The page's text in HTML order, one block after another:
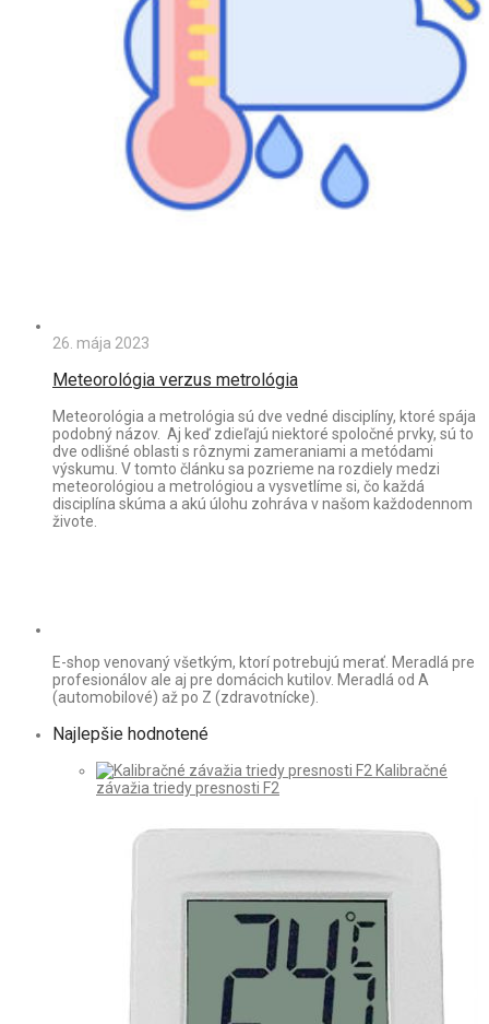
26. mája 2023
Meteorológia verzus metrológia
Meteorológia a metrológia sú dve vedné disciplíny, ktoré spája
podobný názov. Aj keď zdieľajú niektoré spoločné prvky, sú to
dve odlišné oblasti s rôznymi zameraniami a metódami
výskumu. V tomto článku sa pozrieme na rozdiely medzi
meteorológiou a metrológiou a vysvetlíme si, čo každá
disciplína skúma a akú úlohu zohráva v našom každodennom
živote.
E-shop venovaný všetkým, ktorí potrebujú merať. Meradlá pre
profesionálov ale aj pre domácich kutilov. Meradlá od A
(automobilové) až po Z (zdravotnícke).
Najlepšie hodnotené
Kalibračné
závažia triedy presnosti F2